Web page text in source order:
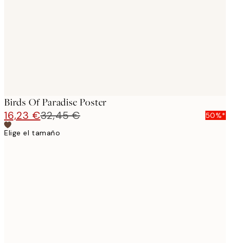
Birds Of Paradise Poster
16,23 €32,45 €
50%*
Elige el tamaño